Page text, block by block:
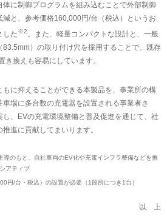
に制御プログラムを組み込むことで外部制御
と、参考価格160,000円/台（税込）というお
した※2。また、軽量コンパクトな設計と、一般
）の取り付け穴を採用することで、既存
換えも容易にしています。
に抑えることができる本製品を、事業所の構
場に多台数の充電器を設置される事業者さ
、EVの充電環境整備と普及促進を通じて、社
進に貢献してまいります。
のもと、自社車両のEV化や充電インフラ整備などを推
アティブ
円/台・税込）の設置が必要（1箇所につき1台）
以 上